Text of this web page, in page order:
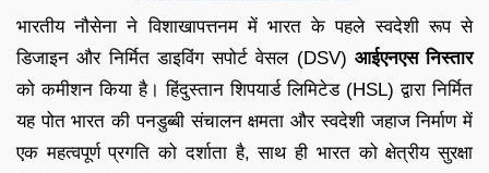
भारतीय नौसेना ने विशाखापत्तनम में भारत के पहले स्वदेशी रूप से
डिजाइन और निर्मित डाइविंग सपोर्ट वेसल (DSV) आईएनएस निस्तार
को कमीशन किया है। हिंदुस्तान शिपयार्ड लिमिटेड (HSL) द्वारा निर्मित
यह पोत भारत की पनडुब्बी संचालन क्षमता और स्वदेशी जहाज निर्माण में
एक महत्वपूर्ण प्रगति को दर्शाता है, साथ ही भारत को क्षेत्रीय सुरक्षा